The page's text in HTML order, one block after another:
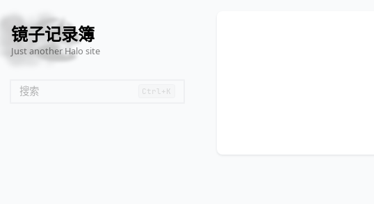
🙌
🐟
🏖️
镜子记录簿
Just another Halo site
搜索 Ctrl+K